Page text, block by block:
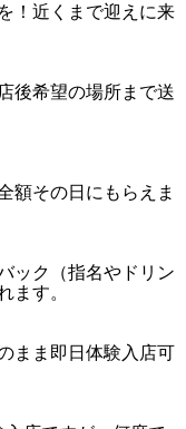
！近くまで迎えに来
後希望の場所まで送
額その日にもらえま
ック（指名やドリン
ます。
まま即日体験入店可